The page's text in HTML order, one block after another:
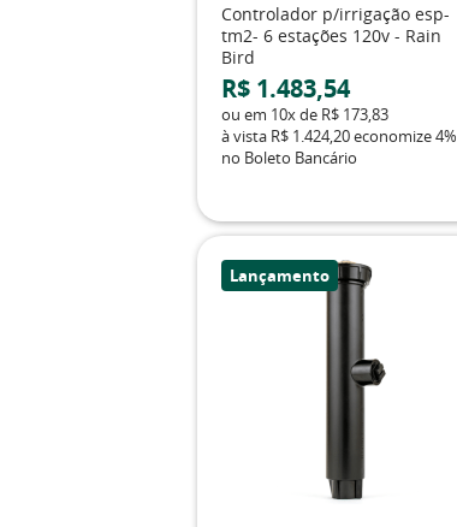
Controlador p/irrigação esp-
tm2- 6 estações 120v - Rain
Bird
R$ 1.483,54
ou em 10xde R$ 173,83
à vista R$ 1.424,20economize4%
no Boleto Bancário
Lançamento